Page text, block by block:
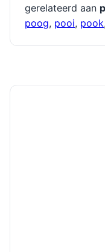
gerelateerd aan
poog, pooi, pook,